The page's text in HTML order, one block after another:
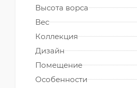
Высота ворса
Вес
Коллекция
Дизайн
Помещение
Особенности